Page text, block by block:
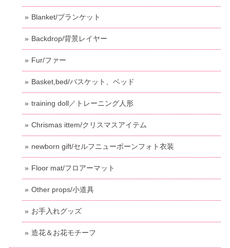
Blanket/ブランケット
Backdrop/背景レイヤー
Fur/ファー
Basket,bed/バスケット、ベッド
training doll／トレーニング人形
Chrismas ittem/クリスマスアイテム
newborn gift/セルフニューボーンフォト衣装
Floor mat/フロアーマット
Other props/小道具
お手入れグッズ
造花＆お花モチーフ